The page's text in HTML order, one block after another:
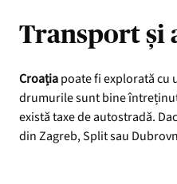
Transport și
Croațiapoate fi explorată cu
drumurile sunt bine
există taxe de autostradă.
din Zagreb, Split sau